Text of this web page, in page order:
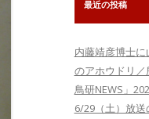
最近の投稿
内藤靖彦博士
のアホウドリ
鳥研NEWS」
6/29（土）放